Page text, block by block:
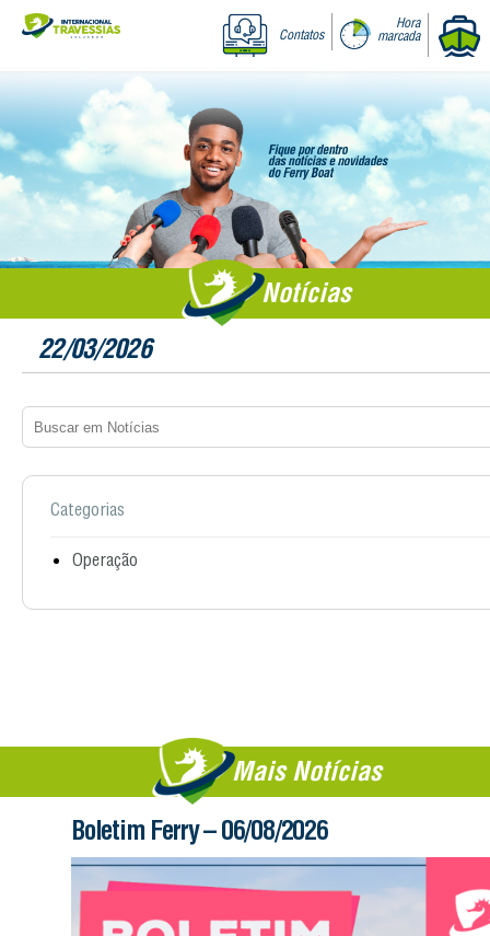
Contatos
Hora
marcada
Notícias
22/03/2026
Categorias
Operação
Mais Notícias
Boletim Ferry – 06/08/2026